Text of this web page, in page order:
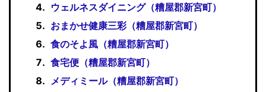
ウェルネスダイニング（糟屋郡新宮町）
おまかせ健康三彩（糟屋郡新宮町）
食のそよ風（糟屋郡新宮町）
食宅便（糟屋郡新宮町）
メディミール（糟屋郡新宮町）